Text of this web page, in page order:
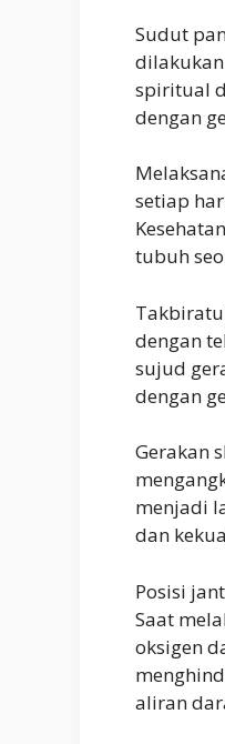
Sudut
spiritual
dengan
setiap
tubuh
dengan
sujud
dengan
Gerakan
menjadi
dan
Posisi
Saat
oksigen
aliran